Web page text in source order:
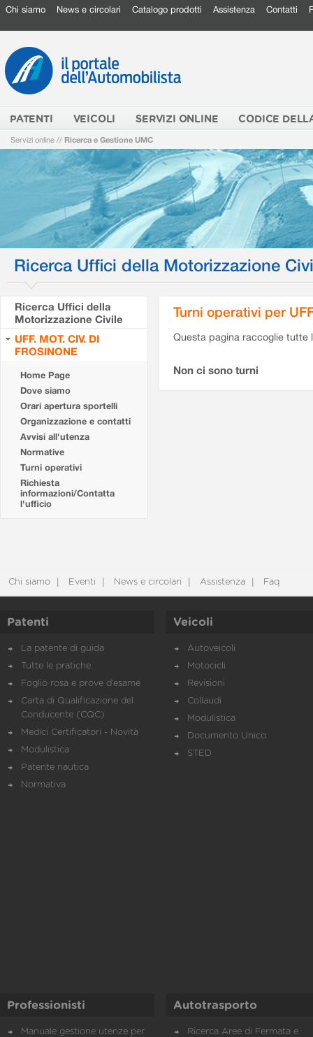
Chi siamo News e circolari Catalogo prodotti Assistenza Contatti
PATENTI VEICOLI SERVIZI ONLINE CODICE
Servizi online // Ricerca e Gestione UMC
Ricerca Uffici della Motorizzazione
Ricerca Uffici della
Motorizzazione Civile
UFF. MOT. CIV. DI
FROSINONE
Home Page
Dove siamo
Orari apertura sportelli
Organizzazione e contatti
Avvisi all'utenza
Normative
Turni operativi
Richiesta
informazioni/Contatta
l'ufficio
Turni operativi per
Questa pagina raccoglie tutte
Non ci sono turni
Chi siamo Eventi News e circolari Assistenza Faq
Patenti
La patente di guida
Tutte le pratiche
Foglio rosa e prove d’esame
Carta di Qualificazione del
Conducente (CQC)
Medici Certificatori - Novità
Modulistica
Patente nautica
Normativa
Veicoli
Autoveicoli
Motocicli
Revisioni
Collaudi
Modulistica
Documento Unico
STED
Professionisti
Manuale gestione utenze per
Autotrasporto
Ricerca Aree di Fermata e